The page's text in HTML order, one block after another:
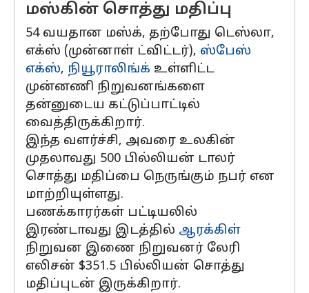
மஸ்கின் சொத்து மதிப்பு
54 வயதான மஸ்க், தற்போது டெஸ்லா,
எக்ஸ் (முன்னாள் ட்விட்டர்), ஸ்பேஸ்
எக்ஸ், நியூராலிங்க் உள்ளிட்ட
முன்னணி நிறுவனங்களை
தன்னுடைய கட்டுப்பாட்டில்
வைத்திருக்கிறார்.
இந்த வளர்ச்சி, அவரை உலகின்
முதலாவது 500 பில்லியன் டாலர்
சொத்து மதிப்பை நெருங்கும் நபர் என
மாற்றியுள்ளது.
பணக்காரர்கள் பட்டியலில்
இரண்டாவது இடத்தில் ஆரக்கிள்
நிறுவன இணை நிறுவனர் லேரி
எலிசன் $351.5 பில்லியன் சொத்து
மதிப்புடன் இருக்கிறார்.